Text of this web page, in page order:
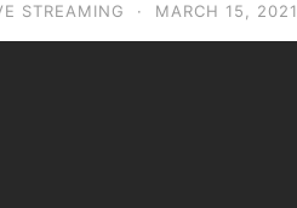
STREAMING · MARCH 15, 2021